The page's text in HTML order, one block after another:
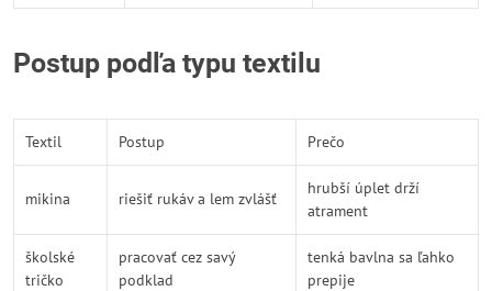
Postup podľa typu textilu
Textil Postup Prečo
mikina riešiť rukáv a lem zvlášť
hrubší úplet drží
atrament
školské
tričko
pracovať cez savý
podklad
tenká bavlna sa ľahko
prepije